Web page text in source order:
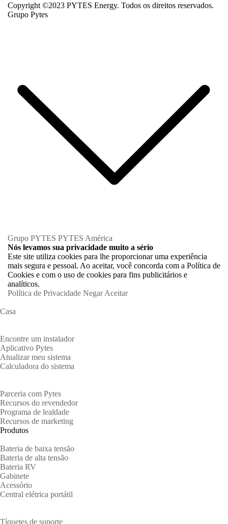
Copyright ©2023 PYTES Energy. Todos os direitos reservados.
Grupo Pytes
Grupo PYTES PYTES América
Nós levamos sua privacidade muito a sério
Este site utiliza cookies para lhe proporcionar uma experiência
mais segura e pessoal. Ao aceitar, você concorda com a Política de
Cookies e com o uso de cookies para fins publicitários e
analíticos.
Política de Privacidade Negar Aceitar
Casa
Encontre um instalador
Aplicativo Pytes
Atualizar meu sistema
Calculadora do sistema
Parceria com Pytes
Recursos do revendedor
Programa de lealdade
Recursos de marketing
Produtos
Bateria de baixa tensão
Bateria de alta tensão
Bateria RV
Gabinete
Acessório
Central elétrica portátil
Tíquetes de suporte